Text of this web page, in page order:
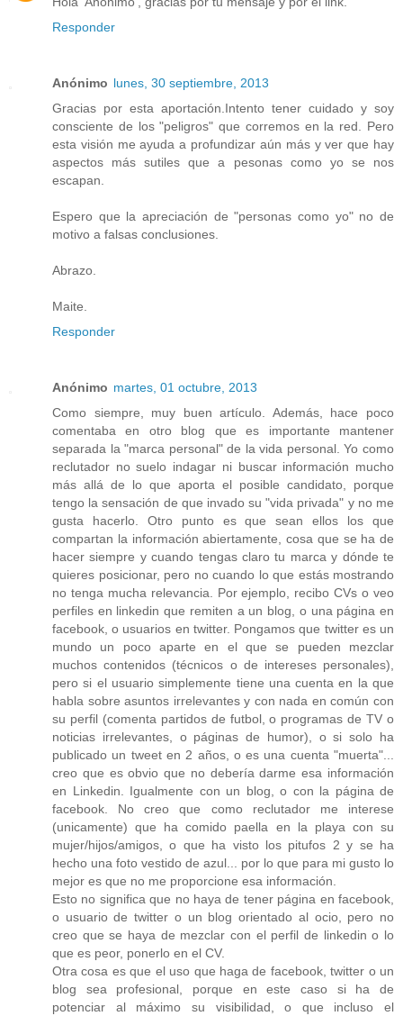
Responder
Anónimo lunes, 30 septiembre, 2013
Gracias por esta aportación.Intento tener cuidado y soy
consciente de los "peligros" que corremos en la red. Pero
esta visión me ayuda a profundizar aún más y ver que hay
aspectos más sutiles que a pesonas como yo se nos
escapan.
Espero que la apreciación de "personas como yo" no de
motivo a falsas conclusiones.
Abrazo.
Maite.
Responder
Anónimo martes, 01 octubre, 2013
Como siempre, muy buen artículo. Además, hace poco
comentaba en otro blog que es importante mantener
separada la "marca personal" de la vida personal. Yo como
reclutador no suelo indagar ni buscar información mucho
más allá de lo que aporta el posible candidato, porque
tengo la sensación de que invado su "vida privada" y no me
gusta hacerlo. Otro punto es que sean ellos los que
compartan la información abiertamente, cosa que se ha de
hacer siempre y cuando tengas claro tu marca y dónde te
quieres posicionar, pero no cuando lo que estás mostrando
no tenga mucha relevancia. Por ejemplo, recibo CVs o veo
perfiles en linkedin que remiten a un blog, o una página en
facebook, o usuarios en twitter. Pongamos que twitter es un
mundo un poco aparte en el que se pueden mezclar
muchos contenidos (técnicos o de intereses personales),
pero si el usuario simplemente tiene una cuenta en la que
habla sobre asuntos irrelevantes y con nada en común con
su perfil (comenta partidos de futbol, o programas de TV o
noticias irrelevantes, o páginas de humor), o si solo ha
publicado un tweet en 2 años, o es una cuenta "muerta"...
creo que es obvio que no debería darme esa información
en Linkedin. Igualmente con un blog, o con la página de
facebook. No creo que como reclutador me interese
(unicamente) que ha comido paella en la playa con su
mujer/hijos/amigos, o que ha visto los pitufos 2 y se ha
hecho una foto vestido de azul... por lo que para mi gusto lo
mejor es que no me proporcione esa información.
Esto no significa que no haya de tener página en facebook,
o usuario de twitter o un blog orientado al ocio, pero no
creo que se haya de mezclar con el perfil de linkedin o lo
que es peor, ponerlo en el CV.
Otra cosa es que el uso que haga de facebook, twitter o un
blog sea profesional, porque en este caso si ha de
potenciar al máximo su visibilidad, o que incluso el